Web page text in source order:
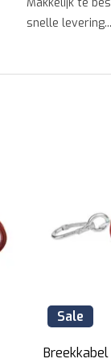
perfect...
Sale
Breekkabel